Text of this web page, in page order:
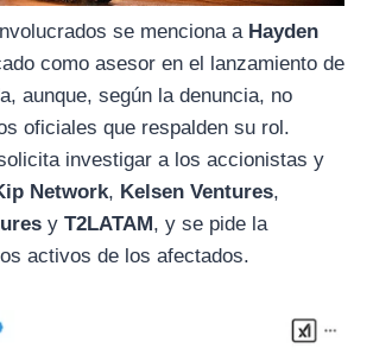
se menciona a Hayden
como asesor en el lanzamiento de
aunque, según la denuncia, no
oficiales que respalden su rol.
investigar a los accionistas y
Network, Kelsen Ventures,
y T2LATAM, y se pide la
activos de los afectados.